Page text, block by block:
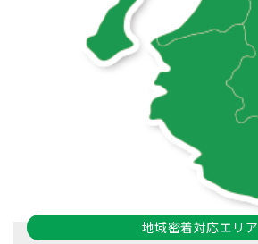
地域密着対応エリア